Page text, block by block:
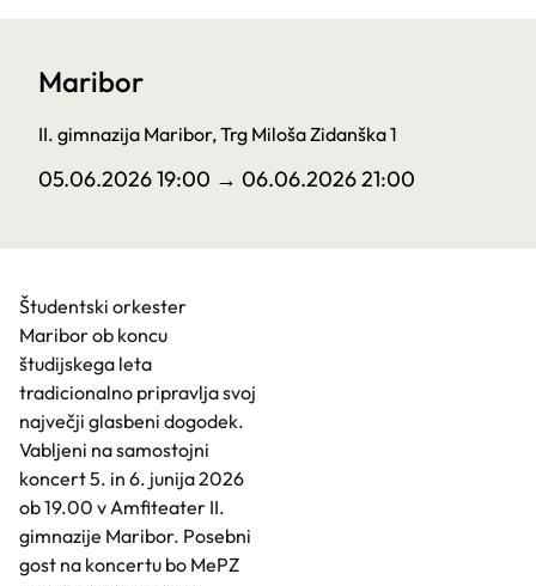
Maribor
II. gimnazija Maribor, Trg Miloša Zidanška 1
05.06.2026 19:00 → 06.06.2026 21:00
Študentski orkester
Maribor ob koncu
študijskega leta
tradicionalno pripravlja svoj
največji glasbeni dogodek.
Vabljeni na samostojni
koncert 5. in 6. junija 2026
ob 19.00 v Amfiteater II.
gimnazije Maribor. Posebni
gost na koncertu bo MePZ